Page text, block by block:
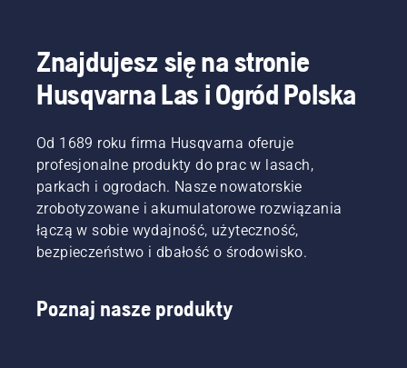
zapewnia
niezbędną
moc i
obrotowy
dzięki
bardzo
wydajnemu
spalaniu.
Znajdujesz się na stronie
Husqvarna Las i Ogród Polska
Od 1689 roku firma Husqvarna oferuje
profesjonalne produkty do prac w lasach,
parkach i ogrodach. Nasze nowatorskie
zrobotyzowane i akumulatorowe rozwiązania
łączą w sobie wydajność, użyteczność,
bezpieczeństwo i dbałość o środowisko.
Poznaj nasze produkty